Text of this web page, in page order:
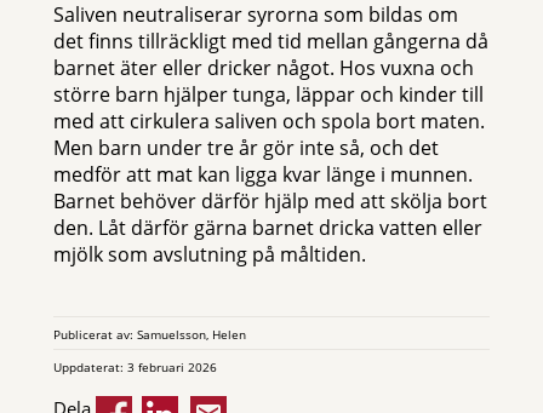
Saliven neutraliserar syrorna som bildas om
det finns tillräckligt med tid mellan gångerna då
barnet äter eller dricker något. Hos vuxna och
större barn hjälper tunga, läppar och kinder till
med att cirkulera saliven och spola bort maten.
Men barn under tre år gör inte så, och det
medför att mat kan ligga kvar länge i munnen.
Barnet behöver därför hjälp med att skölja bort
den. Låt därför gärna barnet dricka vatten eller
mjölk som avslutning på måltiden.
Publicerat av: Samuelsson, Helen
Uppdaterat: 3 februari 2026
Dela